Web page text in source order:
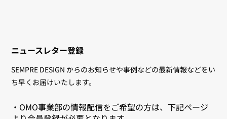
ニュースレター登録
SEMPRE DESIGN からのお知らせや事例などの最新情報などをい
ち早くお届けいたします。
・OMO事業部の情報配信をご希望の方は、下記ページ